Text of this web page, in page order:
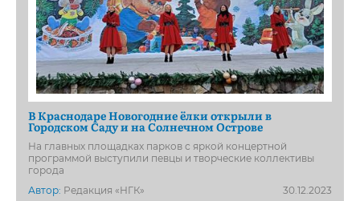
В Краснодаре Новогодние ёлки открыли в
Городском Саду и на Солнечном Острове
На главных площадках парков с яркой концертной
программой выступили певцы и творческие коллективы
города
Автор: Редакция «НГК»
30.12.2023